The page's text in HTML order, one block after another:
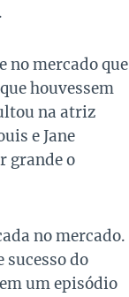
no mercado que
houvessem
na atriz
e Jane
grande o
no mercado.
sucesso do
um episódio